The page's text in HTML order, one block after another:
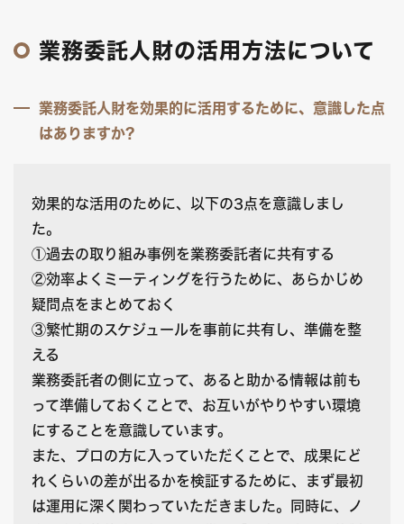
業務委託人財の活用方法について
業務委託人財を効果的に活用するために、意識した点
はありますか?
効果的な活用のために、以下の3点を意識しまし
た。
①過去の取り組み事例を業務委託者に共有する
②効率よくミーティングを行うために、あらかじめ
疑問点をまとめておく
③繁忙期のスケジュールを事前に共有し、準備を整
える
業務委託者の側に立って、あると助かる情報は前も
って準備しておくことで、お互いがやりやすい環境
にすることを意識しています。
また、プロの方に入っていただくことで、成果にど
れくらいの差が出るかを検証するために、まず最初
は運用に深く関わっていただきました。同時に、ノ